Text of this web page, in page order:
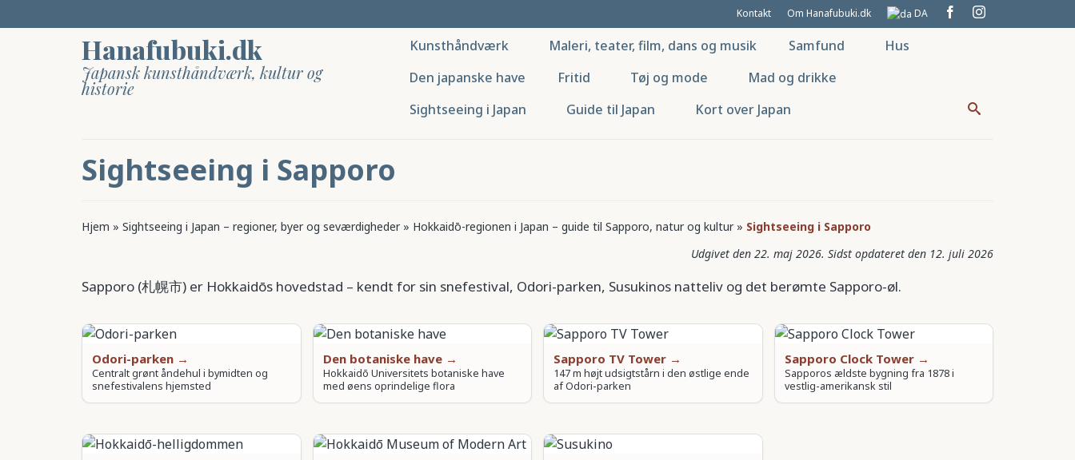
Kontakt Om Hanafubuki.dk DA
Hanafubuki.dk
Japansk kunsthåndværk, kultur og
historie
Kunsthåndværk Maleri, teater, film, dans og musik Samfund
Hus
Den japanske have
Fritid Tøj og mode
Mad og drikke
Sightseeing i Japan
Guide til Japan Kort over Japan
Sightseeing i Sapporo
Hjem » Sightseeing i Japan – regioner, byer og seværdigheder» Hokkaidō-regionen i Japan – guide til Sapporo, natur og kultur» Sightseeing i Sapporo
22. maj 2026
12. juli 2026
Sapporo (札幌市) er Hokkaidōs hovedstad – kendt for sin snefestival, Odori-parken, Susukinos natteliv og det berømte Sapporo-øl.
Odori-parken →
Centralt grønt åndehul i bymidten og
snefestivalens hjemsted
Den botaniske have →
Hokkaidō Universitets botaniske have
med øens oprindelige flora
Sapporo TV Tower →
147 m højt udsigtstårn i den østlige ende
af Odori-parken
Sapporo Clock Tower →
Sapporos ældste bygning fra 1878 i
vestlig-amerikansk stil